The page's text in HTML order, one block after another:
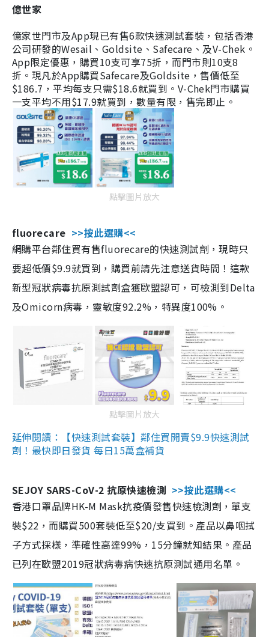
億世家
億家世門市及App現已有售6款快速測試套裝，包括香港
公司研發的Wesail、Goldsite、Safecare、及V-Chek。
App限定優惠，購買10支可享75折，而門市則10支8
折。現凡於App購買Safecare及Goldsite，售價低至
$186.7，平均每支只需$18.6就買到。V-Chek門市購買
一支平均不用$17.9就買到，數量有限，售完即止。
點擊圖片放大
fluorecare >>按此選購<<
網購平台鄰住買有售fluorecare的快速測試劑，現時只
要超低價$9.9就買到，購買前請先注意送貨時間！這款
新型冠狀病毒抗原測試劑盒獲歐盟認可，可檢測到Delta
及Omicorn病毒，靈敏度92.2%，特異度100%。
點擊圖片放大
延伸閱讀：【快速測試套裝】鄰住買開賣$9.9快速測試
劑！最快即日發貨 每日15萬盒補貨
SEJOY SARS-CoV-2 抗原快速檢測 >>按此選購<<
香港口罩品牌HK-M Mask抗疫價發售快速檢測劑，單支
裝$22，而購買500套裝低至$20/支買到。產品以鼻咽拭
子方式採樣，準確性高達99%，15分鐘就知結果。產品
已列在歐盟2019冠狀病毒病快速抗原測試通用名單。